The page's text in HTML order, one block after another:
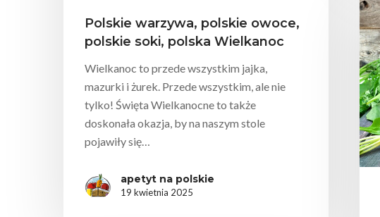
Polskie warzywa, polskie owoce,
polskie soki, polska Wielkanoc
Wielkanoc to przede wszystkim jajka,
mazurki i żurek. Przede wszystkim, ale nie
tylko! Święta Wielkanocne to także
doskonała okazja, by na naszym stole
pojawiły się…
apetyt na polskie
19 kwietnia 2025